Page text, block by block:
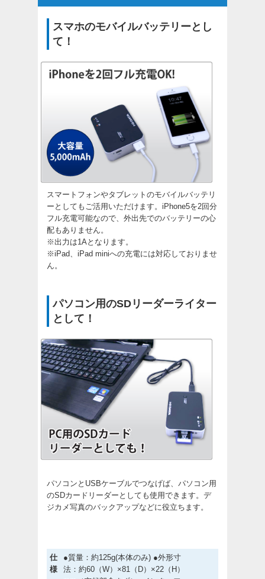
スマホのモバイルバッテリーとし
て！
スマートフォンやタブレットのモバイルバッテリ
ーとしてもご活用いただけます。iPhone5を2回分
フル充電可能なので、外出先でのバッテリーの心
配もありません。
※出力は1Aとなります。
※iPad、iPad miniへの充電には対応しておりませ
ん。
パソコン用のSDリーダーライター
として！
パソコンとUSBケーブルでつなげば、パソコン用
のSDカードリーダーとしても使用できます。デ
ジカメ写真のバックアップなどに役立ちます。
仕
様
●質量：約125g(本体のみ) ●外形寸
法：約60（W）×81（D）×22（H）